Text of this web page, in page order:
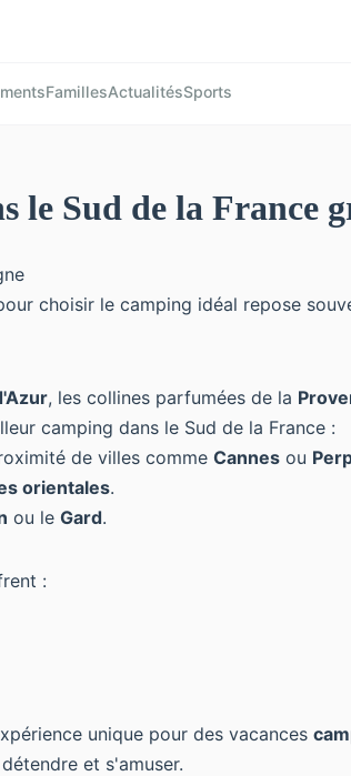
FamillesActualitésSports
Sud de la France
choisir le camping idéal repose
, les collines parfumées de la
camping dans le Sud de la France :
de villes comme Cannes ou
orientales.
ou le Gard.
:
unique pour des vacances
et s'amuser.